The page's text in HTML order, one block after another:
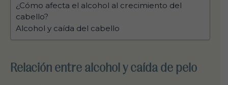
¿Cómo afecta el alcohol al crecimiento del
cabello?
Alcohol y caída del cabello
Relación entre alcohol y caída de pelo